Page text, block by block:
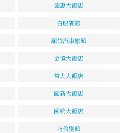
德惠大飯店
白船賓館
潮岱汽車旅館
金億大飯店
益大大飯店
國新大飯店
國統大飯店
巧倫別館